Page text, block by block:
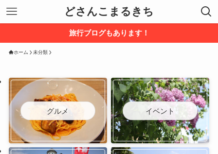
どさんこまるきち
旅行ブログもあります！
ホーム 未分類
グルメ イベント